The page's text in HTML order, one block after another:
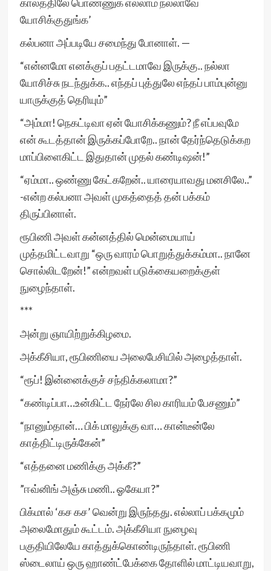
யோசிக்குதுங்க’
கல்பனா அப்படியே சமைந்து போனாள். —
“என்னமோ எனக்குப் பதட்டமாவே இருக்கு.. நல்லா
யோசிச்சு நடந்துக்க.. எந்தப் புத்துலே எந்தப் பாம்புன்னு
யாருக்குத் தெரியும்”
“அம்மா! நெகட்டிவா ஏன் யோசிக்கணும்? நீ எப்பவுமே
என் கூடத்தான் இருக்கப்போறே.. நான் தேர்ந்தெடுக்கற
மாப்பிளைகிட்ட இதுதான் முதல் கண்டிஷன்!”
“ஏம்மா.. ஒண்ணு கேட்கறேன்.. யாரையாவது மனசிலே..”
-என்ற கல்பனா அவள் முகத்தைத் தன் பக்கம்
திருப்பினாள்.
ரூபிணி அவள் கன்னத்தில் மென்மையாய்
முத்தமிட்டவாறு “ஒரு வாரம் பொறுத்துக்கம்மா.. நானே
சொல்லிடறேன்!” என்றவள் படுக்கையறைக்குள்
நுழைந்தாள்.
***
அன்று ஞாயிற்றுக்கிழமை.
அக்கீசியா, ரூபிணியை அலைபேசியில் அழைத்தாள்.
“ரூப்! இன்னைக்குச் சந்திக்கலாமா?”
“கண்டிப்பா…உன்கிட்ட நேர்லே சில காரியம் பேசணும்”
“நானும்தான்… பிக் மாலுக்கு வா… கான்டீன்லே
காத்திட்டிருக்கேன்”
“எத்தனை மணிக்கு அக்கீ?”
”ஈவ்னிங் அஞ்சு மணி.. ஓகேயா?”
பிக்மால் ‘கச கச’ வென்று இருந்தது. எல்லாப் பக்கமும்
அலைமோதும் கூட்டம். அக்கீசியா நுழைவு
பகுதியிலேயே காத்துக்கொண்டிருந்தாள். ரூபிணி
ஸ்டைலாய் ஒரு ஹாண்ட்பேக்கை தோளில் மாட்டியவாறு,